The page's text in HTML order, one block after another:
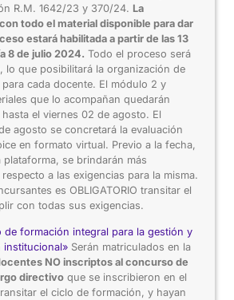
R.M. 1642/23 y 370/24. La
todo el material disponible para dar
estará habilitada a partir de las 13
8 de julio 2024. Todo el proceso será
lo que posibilitará la organización de
cada docente. El módulo 2 y
que lo acompañan quedarán
el viernes 02 de agosto. El
agosto se concretará la evaluación
en formato virtual. Previo a la fecha,
plataforma, se brindarán más
a las exigencias para la misma.
es OBLIGATORIO transitar el
con todas sus exigencias.
de formación integral para la gestión y
institucional» Serán matriculados en la
NO inscriptos al concurso de
directivo que se inscribieron en el
el ciclo de formación, y hayan